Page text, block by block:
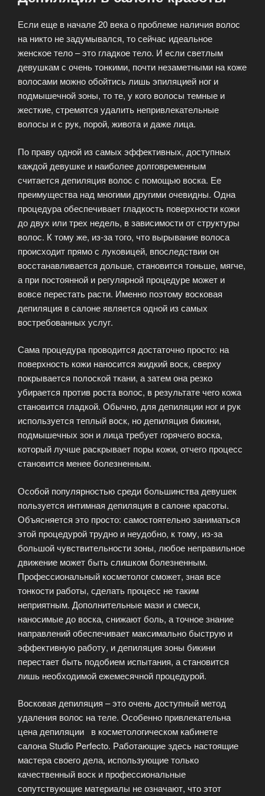
Если еще в начале 20 века о проблеме наличия волос
на никто не задумывался, то сейчас идеальное
женское тело – это гладкое тело. И если светлым
девушкам с очень тонкими, почти незаметными на коже
волосами можно обойтись лишь эпиляцией ног и
подмышечной зоны, то те, у кого волосы темные и
жесткие, стремятся удалить непривлекательные
волосы и с рук, порой, живота и даже лица.
По праву одной из самых эффективных, доступных
каждой девушке и наиболее долговременным
считается депиляция волос с помощью воска. Ее
преимущества над многими другими очевидны. Одна
процедура обеспечивает гладкость поверхности кожи
до двух или трех недель, в зависимости от структуры
волос. К тому же, из-за того, что вырывание волоса
происходит прямо с луковицей, впоследствии он
восстанавливается дольше, становится тоньше, мягче,
а при постоянной и регулярной процедуре может и
вовсе перестать расти. Именно поэтому восковая
депиляция в салоне является одной из самых
востребованных услуг.
Сама процедура проводится достаточно просто: на
поверхность кожи наносится жидкий воск, сверху
покрывается полоской ткани, а затем она резко
убирается против роста волос, в результате чего кожа
становится гладкой. Обычно, для депиляции ног и рук
используется теплый воск, но депиляция бикини,
подмышечных зон и лица требует горячего воска,
который лучше раскрывает поры кожи, отчего процесс
становится менее болезненным.
Особой популярностью среди большинства девушек
пользуется интимная депиляция в салоне красоты.
Объясняется это просто: самостоятельно заниматься
этой процедурой трудно и неудобно, к тому, из-за
большой чувствительности зоны, любое неправильное
движение может быть слишком болезненным.
Профессиональный косметолог сможет, зная все
тонкости работы, сделать процесс не таким
неприятным. Дополнительные мази и смеси,
наносимые до воска, снижают боль, а точное знание
направлений обеспечивает максимально быструю и
эффективную работу, и депиляция зоны бикини
перестает быть подобием испытания, а становится
лишь необходимой ежемесячной процедурой.
Восковая депиляция – это очень доступный метод
удаления волос на теле. Особенно привлекательна
цена депиляции в косметологическом кабинете
салона Studio Perfecto. Работающие здесь настоящие
мастера своего дела, использующие только
качественный воск и профессиональные
сопутствующие материалы не означают, что этот